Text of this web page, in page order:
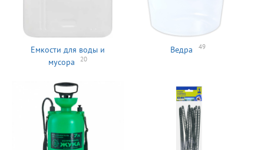
Емкости для воды и
мусора
20
Ведра 49